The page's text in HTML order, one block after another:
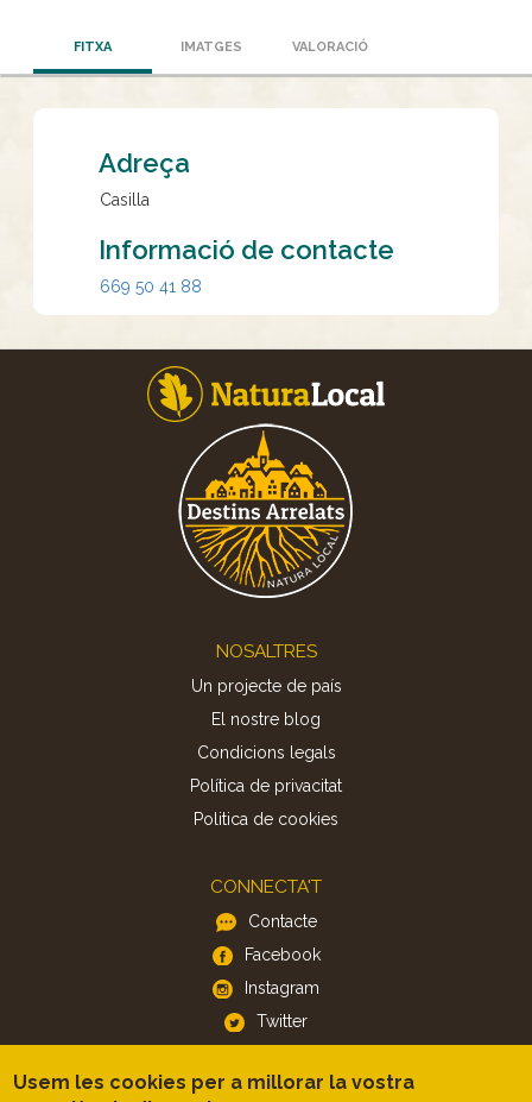
FITXA IMATGES VALORACIÓ
Adreça
Casilla
Informació de contacte
669 50 41 88
NOSALTRES
Un projecte de país
El nostre blog
Condicions legals
Política de privacitat
Politica de cookies
CONNECTA'T
Contacte
Facebook
Instagram
Twitter
APP
Usem les cookies per a millorar la vostra